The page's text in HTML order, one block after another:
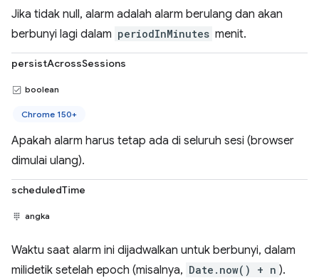
Jika tidak null, alarm adalah alarm berulang dan akan
berbunyi lagi dalam periodInMinutes menit.
persistAcrossSessions
boolean
Chrome 150+
Apakah alarm harus tetap ada di seluruh sesi (browser
dimulai ulang).
scheduledTime
angka
Waktu saat alarm ini dijadwalkan untuk berbunyi, dalam
milidetik setelah epoch (misalnya, Date.now() + n ).